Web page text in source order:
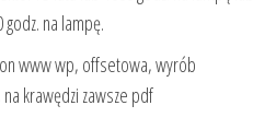
na lampę.
www wp, offsetowa, wyrób
krawędzi zawsze pdf